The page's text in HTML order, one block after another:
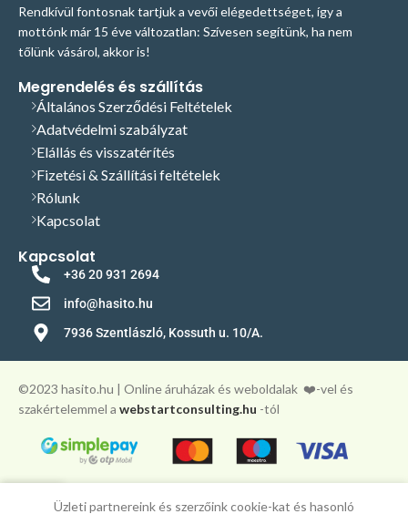
Rendkívül fontosnak tartjuk a vevői elégedettséget, így a
mottónk már 15 éve változatlan: Szívesen segítünk, ha nem
tőlünk vásárol, akkor is!
Megrendelés és szállítás
Általános Szerződési Feltételek
Adatvédelmi szabályzat
Elállás és visszatérítés
Fizetési & Szállítási feltételek
Rólunk
Kapcsolat
Kapcsolat
+36 20 931 2694
info@hasito.hu
7936 Szentlászló, Kossuth u. 10/A.
©️2023 hasito.hu | Online áruházak és weboldalak ❤️-vel és
szakértelemmel a webstartconsulting.hu -tól
Üzleti partnereink és szerzőink cookie-kat és hasonló